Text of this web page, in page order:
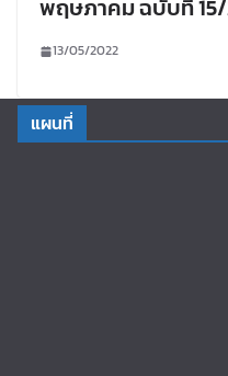
พฤษภาคม ฉบับที่
13/05/2022
แผนที่